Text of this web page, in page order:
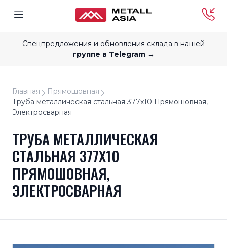
Спецпредложения и обновления склада в нашей
группе в Telegram →
Главная
Прямошовная
Труба металлическая стальная 377x10 Прямошовная,
Электросварная
ТРУБА МЕТАЛЛИЧЕСКАЯ
СТАЛЬНАЯ 377X10
ПРЯМОШОВНАЯ,
ЭЛЕКТРОСВАРНАЯ